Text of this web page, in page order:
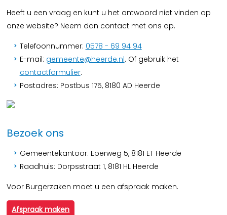
Heeft u een vraag en kunt u het antwoord niet vinden op
onze website? Neem dan contact met ons op.
Telefoonnummer: 0578 - 69 94 94
E-mail: gemeente@heerde.nl. Of gebruik het
contactformulier.
Postadres: Postbus 175, 8180 AD Heerde
Bezoek ons
Gemeentekantoor: Eperweg 5, 8181 ET Heerde
Raadhuis: Dorpsstraat 1, 8181 HL Heerde
Voor Burgerzaken moet u een afspraak maken.
Afspraak maken